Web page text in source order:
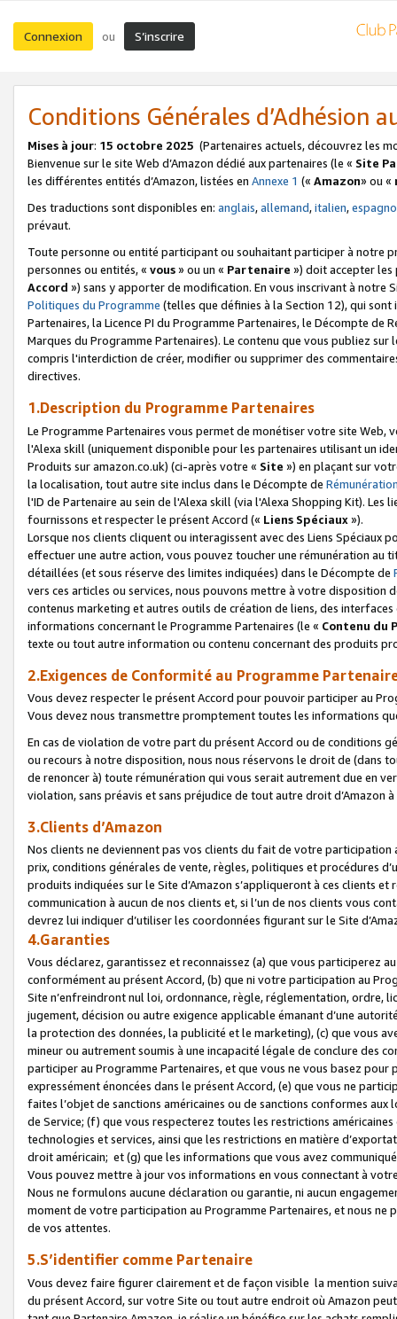
Connexion ou S’inscrire
Conditions Générales d’Adhésion
Mises à jour: 15 octobre 2025 (Partenaires actuels, découvrez les
Bienvenue sur le site Web d’Amazon dédié aux partenaires (le « Site
les différentes entités d’Amazon, listées en Annexe 1 (« Amazon» ou «
Des traductions sont disponibles en: anglais,allemand,italien,
prévaut.
Toute personne ou entité participant ou souhaitant participer à notre
personnes ou entités, « vous» ou un « Partenaire ») doit accepter les
Accord ») sans y apporter de modification. En vous inscrivant à notre
Politiques du Programme (telles que définies à la Section 12), qui
Partenaires, la Licence PI du Programme Partenaires, le Décompte de
Marques du Programme Partenaires). Le contenu que vous publiez
compris l'interdiction de créer, modifier ou supprimer des
directives.
1.Description du Programme Partenaires
Le Programme Partenaires vous permet de monétiser votre site Web,
l'Alexa skill (uniquement disponible pour les partenaires utilisant un
Produits sur amazon.co.uk) (ci-après votre « Site ») en plaçant sur
la localisation, tout autre site inclus dans le Décompte de
l'ID de Partenaire au sein de l'Alexa skill (via l'Alexa Shopping Kit).
fournissons et respecter le présent Accord (« Liens Spéciaux»).
Lorsque nos clients cliquent ou interagissent avec des Liens Spéciaux
effectuer une autre action, vous pouvez toucher une rémunération
détaillées (et sous réserve des limites indiquées) dans le Décompte de
vers ces articles ou services, nous pouvons mettre à votre disposition
contenus marketing et autres outils de création de liens, des
informations concernant le Programme Partenaires (le « Contenu du
texte ou tout autre information ou contenu concernant des produits
2.Exigences de Conformité au Programme
Vous devez respecter le présent Accord pour pouvoir participer au
Vous devez nous transmettre promptement toutes les informations
En cas de violation de votre part du présent Accord ou de conditions
ou recours à notre disposition, nous nous réservons le droit de (dans
de renoncer à) toute rémunération qui vous serait autrement due en
violation, sans préavis et sans préjudice de tout autre droit
3.Clients d’Amazon
Nos clients ne deviennent pas vos clients du fait de votre
prix, conditions générales de vente, règles, politiques et procédures
produits indiquées sur le Site d’Amazon s’appliqueront à ces clients
communication à aucun de nos clients et, si l’un de nos clients vous
devrez lui indiquer d’utiliser les coordonnées figurant sur le Site
4.Garanties
Vous déclarez, garantissez et reconnaissez (a) que vous participerez
conformément au présent Accord, (b) que ni votre participation au
Site n’enfreindront nul loi, ordonnance, règle, réglementation, ordre,
jugement, décision ou autre exigence applicable émanant d’une
la protection des données, la publicité et le marketing), (c) que vous
mineur ou autrement soumis à une incapacité légale de conclure des
participer au Programme Partenaires, et que vous ne vous basez
expressément énoncées dans le présent Accord, (e) que vous ne
faites l’objet de sanctions américaines ou de sanctions conformes
de Service; (f) que vous respecterez toutes les restrictions
technologies et services, ainsi que les restrictions en matière
droit américain; et (g) que les informations que vous avez
Vous pouvez mettre à jour vos informations en vous connectant à
Nous ne formulons aucune déclaration ou garantie, ni aucun
moment de votre participation au Programme Partenaires, et nous
de vos attentes.
5.S’identifier comme Partenaire
Vous devez faire figurer clairement et de façon visible la mention
du présent Accord, sur votre Site ou tout autre endroit où Amazon